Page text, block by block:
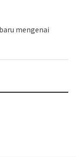
mengenai